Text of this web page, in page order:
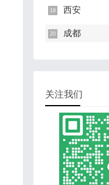
西安
成都
关注我们